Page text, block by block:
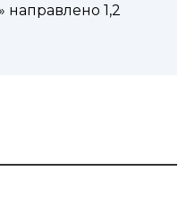
направлено 1,2